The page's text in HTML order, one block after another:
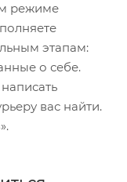
режиме
этапам:
о себе.
вас найти.